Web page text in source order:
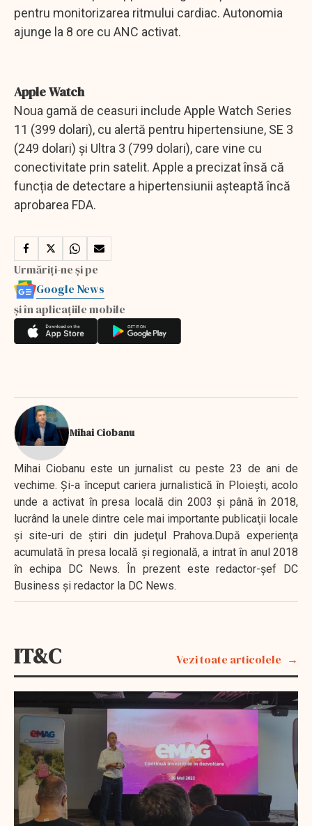
pentru monitorizarea ritmului cardiac. Autonomia
ajunge la 8 ore cu ANC activat.
Apple Watch
Noua gamă de ceasuri include Apple Watch Series
11 (399 dolari), cu alertă pentru hipertensiune, SE 3
(249 dolari) și Ultra 3 (799 dolari), care vine cu
conectivitate prin satelit. Apple a precizat însă că
funcția de detectare a hipertensiunii așteaptă încă
aprobarea FDA.
Urmăriți-ne și pe
Google News
și în aplicațiile mobile
Mihai Ciobanu
Mihai Ciobanu este un jurnalist cu peste 23 de ani de
vechime. Şi-a început cariera jurnalistică în Ploieşti, acolo
unde a activat în presa locală din 2003 şi până în 2018,
lucrând la unele dintre cele mai importante publicaţii locale
şi site-uri de ştiri din judeţul Prahova.După experienţa
acumulată în presa locală şi regională, a intrat în anul 2018
în echipa DC News. În prezent este redactor-şef DC
Business şi redactor la DC News.
IT&C Vezi toate articolele